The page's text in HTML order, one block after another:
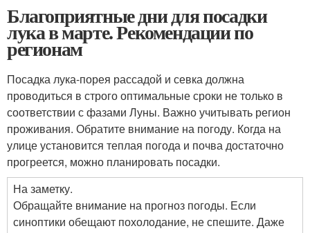
Благоприятные дни для посадки
лука в марте. Рекомендации по
регионам
Посадка лука-порея рассадой и севка должна
проводиться в строго оптимальные сроки не только в
соответствии с фазами Луны. Важно учитывать регион
проживания. Обратите внимание на погоду. Когда на
улице установится теплая погода и почва достаточно
прогреется, можно планировать посадки.
На заметку.
Обращайте внимание на прогноз погоды. Если
синоптики обещают похолодание, не спешите. Даже